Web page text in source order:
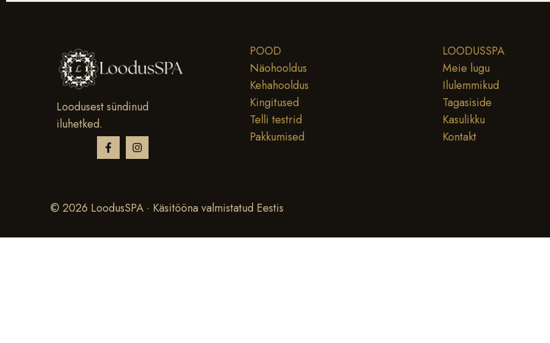
Loodusest sündinud
iluhetked.
POOD
Näohooldus
Kehahooldus
Kingitused
Telli testrid
Pakkumised
LOODUSSPA
Meie lugu
Ilulemmikud
Tagasiside
Kasulikku
Kontakt
© 2026 LoodusSPA · Käsitööna valmistatud Eestis